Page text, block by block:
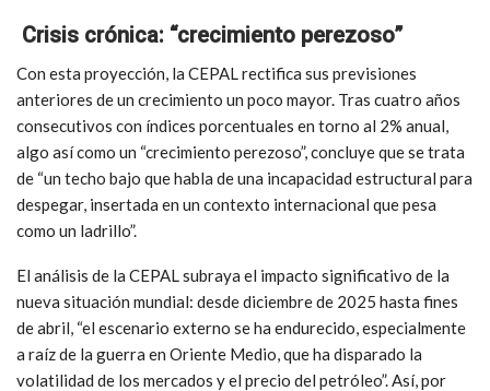
Crisis crónica: “crecimiento perezoso”
Con esta proyección, la CEPAL rectifica sus previsiones
anteriores de un crecimiento un poco mayor. Tras cuatro años
consecutivos con índices porcentuales en torno al 2% anual,
algo así como un “crecimiento perezoso”, concluye que se trata
de “un techo bajo que habla de una incapacidad estructural para
despegar, insertada en un contexto internacional que pesa
como un ladrillo”.
El análisis de la CEPAL subraya el impacto significativo de la
nueva situación mundial: desde diciembre de 2025 hasta fines
de abril, “el escenario externo se ha endurecido, especialmente
a raíz de la guerra en Oriente Medio, que ha disparado la
volatilidad de los mercados y el precio del petróleo”. Así, por